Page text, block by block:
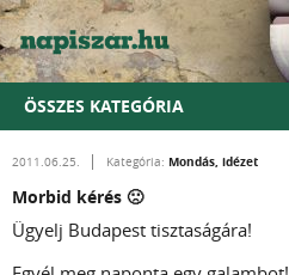
ÖSSZES KATEGÓRIA
2011.06.25. Kategória: Mondás, idézet
Morbid kérés 🙁
Ügyelj Budapest tisztaságára!